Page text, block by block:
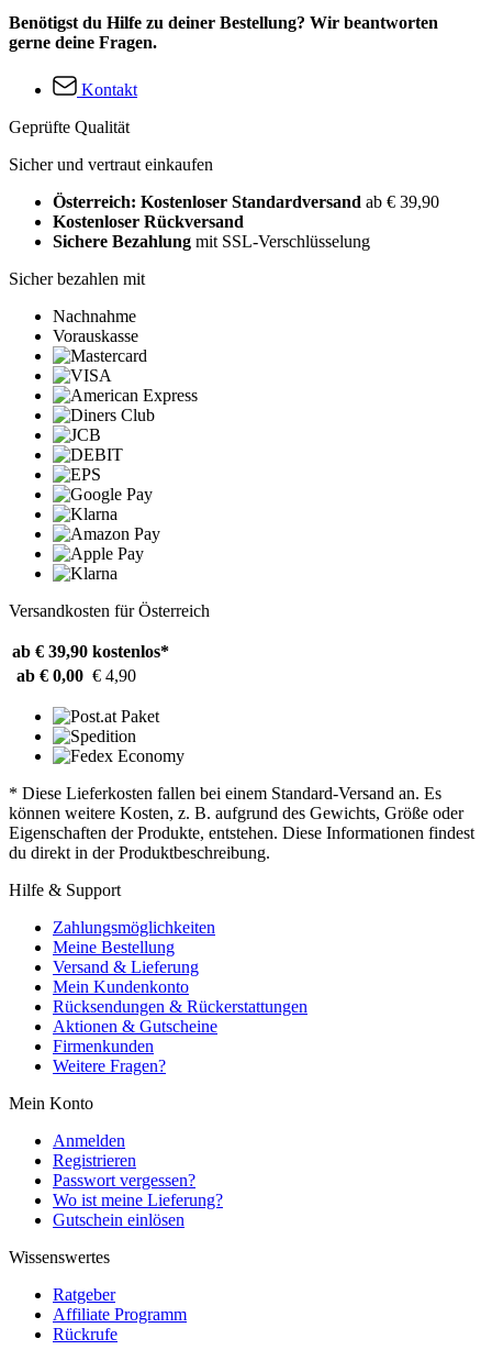
Benötigst du Hilfe zu deiner Bestellung? Wir beantworten
gerne deine Fragen.
Kontakt
Geprüfte Qualität
Sicher und vertraut einkaufen
Österreich: Kostenloser Standardversand ab € 39,90
Kostenloser Rückversand
Sichere Bezahlung mit SSL-Verschlüsselung
Sicher bezahlen mit
Nachnahme
Vorauskasse
Versandkosten für Österreich
ab € 39,90 kostenlos*
ab € 0,00 € 4,90
* Diese Lieferkosten fallen bei einem Standard-Versand an. Es
können weitere Kosten, z. B. aufgrund des Gewichts, Größe oder
Eigenschaften der Produkte, entstehen. Diese Informationen findest
du direkt in der Produktbeschreibung.
Hilfe & Support
Zahlungsmöglichkeiten
Meine Bestellung
Versand & Lieferung
Mein Kundenkonto
Rücksendungen & Rückerstattungen
Aktionen & Gutscheine
Firmenkunden
Weitere Fragen?
Mein Konto
Anmelden
Registrieren
Passwort vergessen?
Wo ist meine Lieferung?
Gutschein einlösen
Wissenswertes
Ratgeber
Affiliate Programm
Rückrufe